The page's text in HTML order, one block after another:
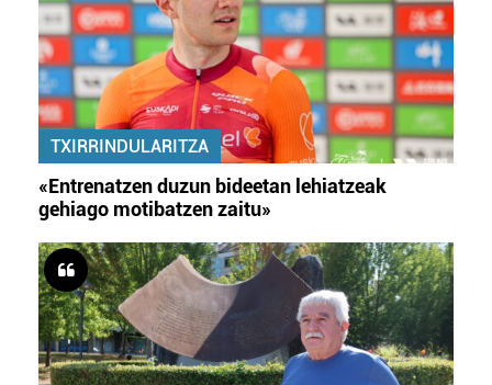
TXIRRINDULARITZA
«Entrenatzen duzun bideetan lehiatzeak
gehiago motibatzen zaitu»